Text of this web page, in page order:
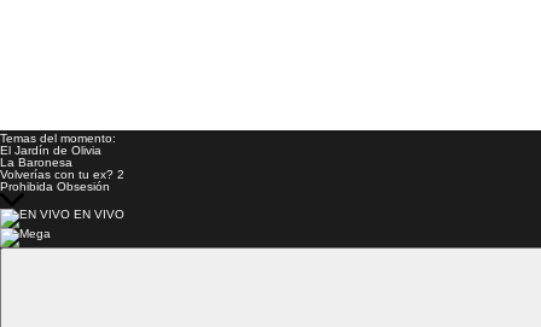
Temas del momento:
El Jardín de Olivia
La Baronesa
Volverías con tu ex? 2
Prohibida Obsesión
EN VIVO